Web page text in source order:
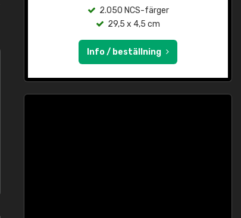
2.050 NCS-färger
29,5 x 4,5 cm
Info / beställning